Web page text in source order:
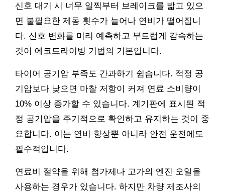
신호 대기 시 너무 일찍부터 브레이크를 밟고 있으
면 불필요한 제동 횟수가 늘어나 연비가 떨어집니
다. 신호 변화를 미리 예측하고 부드럽게 감속하는
것이 에코드라이빙 기법의 기본입니다.
타이어 공기압 부족도 간과하기 쉽습니다. 적정 공
기압보다 낮으면 마찰 저항이 커져 연료 소비량이
10% 이상 증가할 수 있습니다. 계기판에 표시된 적
정 공기압을 주기적으로 확인하고 유지하는 것이 중
요합니다. 이는 연비 향상뿐 아니라 안전 운전에도
필수적입니다.
연료비 절약을 위해 첨가제나 고가의 엔진 오일을
사용하는 경우가 있습니다. 하지만 차량 제조사의